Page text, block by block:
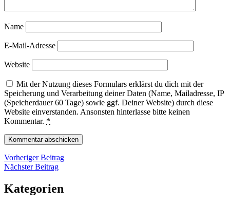
Name
E-Mail-Adresse
Website
Mit der Nutzung dieses Formulars erklärst du dich mit der
Speicherung und Verarbeitung deiner Daten (Name, Mailadresse, IP
(Speicherdauer 60 Tage) sowie ggf. Deiner Website) durch diese
Website einverstanden. Ansonsten hinterlasse bitte keinen
Kommentar. *
Beitragsnavigation
Vorheriger BeitragVorheriger
Nächster BeitragNächster
Kategorien